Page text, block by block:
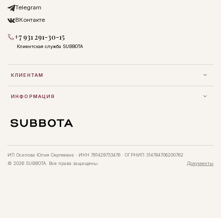
КЛИЕНТАМ
ИНФОРМАЦИЯ
Telegram
ВКонтакте
+7 931 291-30-15
Клиентская служба SUBBOTA
ИП Осипова Юлия Сергеевна · ИНН 781429753476 · ОГРНИП 314784706200762
© 2026 SUBBOTA. Все права защищены.
Документы